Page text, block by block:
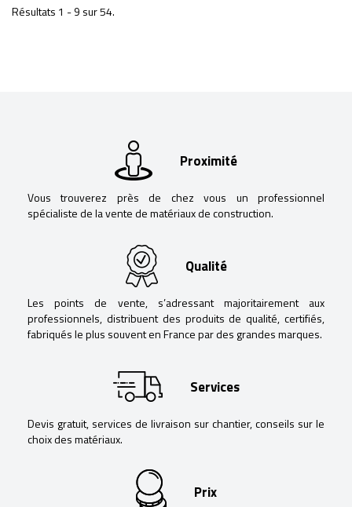
Résultats 1 - 9 sur 54.
Proximité
Vous trouverez près de chez vous un professionnel
spécialiste de la vente de matériaux de construction.
Qualité
Les points de vente, s’adressant majoritairement aux
professionnels, distribuent des produits de qualité, certifiés,
fabriqués le plus souvent en France par des grandes marques.
Services
Devis gratuit, services de livraison sur chantier, conseils sur le
choix des matériaux.
Prix